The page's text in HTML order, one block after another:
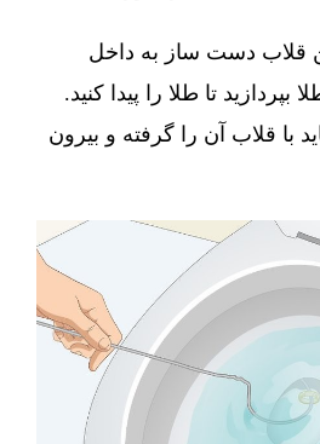
قلاب دست ساز به داخل
تا طلا را پیدا کنید.
با قلاب آن را گرفته و بیرون